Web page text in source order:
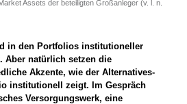
Assets der beteiligten Großanleger (v. l. n.
in den Portfolios institutioneller
Aber natürlich setzen die
Akzente, wie der Alternatives-
institutionell zeigt. Im Gespräch
Versorgungswerk, eine